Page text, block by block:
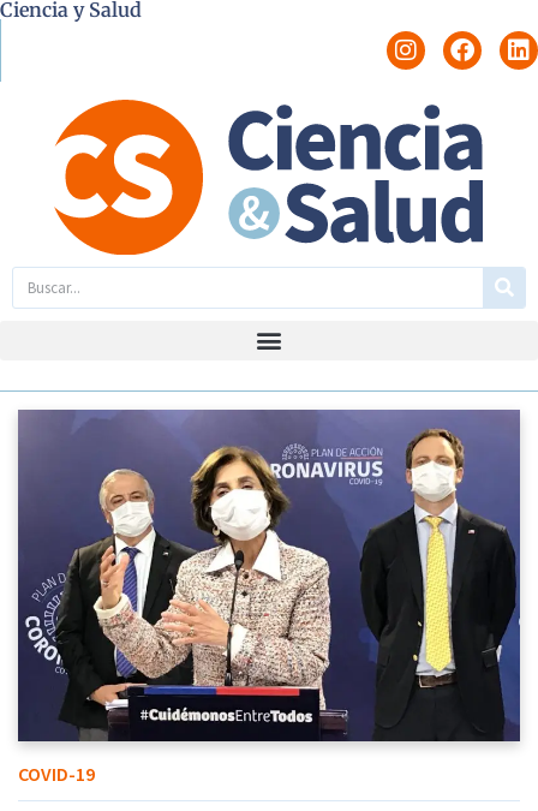
Ciencia y Salud
COVID-19